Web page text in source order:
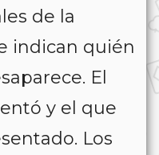
de la
indican quién
El
y el que
Los